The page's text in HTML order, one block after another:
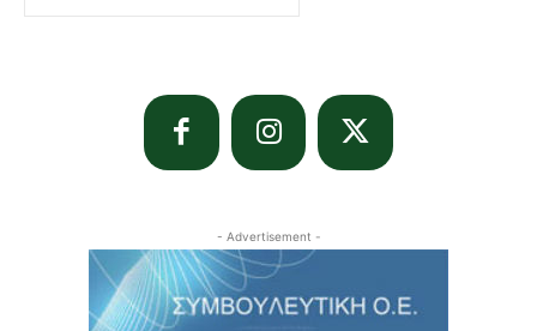
- Advertisement -